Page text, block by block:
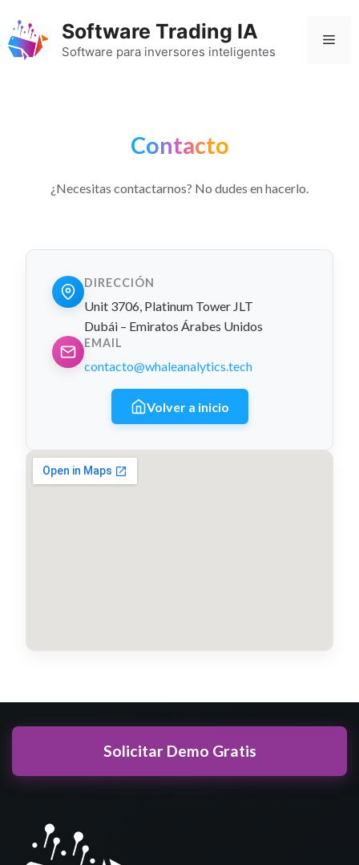
contenido
Software Trading IA
Software para inversores inteligentes
Contacto
¿Necesitas contactarnos? No dudes en hacerlo.
DIRECCIÓN
Unit 3706, Platinum Tower JLT
Dubái – Emiratos Árabes Unidos
EMAIL
contacto@whaleanalytics.tech
Volver a inicio
Solicitar Demo Gratis